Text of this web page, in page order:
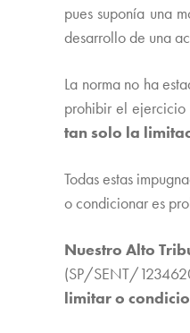
pues suponía una
desarrollo de una
La norma no ha
prohibir el ejercicio
tan solo la
Todas estas
o condicionar es
Nuestro Alto
(SP/SENT/
limitar o